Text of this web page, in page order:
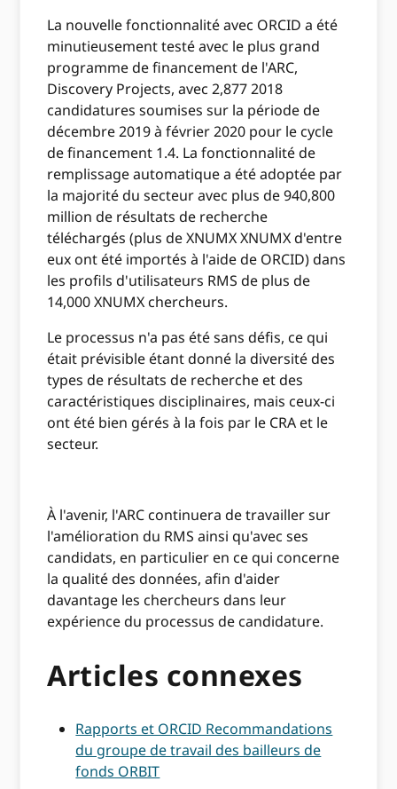
La nouvelle fonctionnalité avec ORCID a été
minutieusement testé avec le plus grand
programme de financement de l'ARC,
Discovery Projects, avec 2,877 2018
candidatures soumises sur la période de
décembre 2019 à février 2020 pour le cycle
de financement 1.4. La fonctionnalité de
remplissage automatique a été adoptée par
la majorité du secteur avec plus de 940,800
million de résultats de recherche
téléchargés (plus de XNUMX XNUMX d'entre
eux ont été importés à l'aide de ORCID) dans
les profils d'utilisateurs RMS de plus de
14,000 XNUMX chercheurs.
Le processus n'a pas été sans défis, ce qui
était prévisible étant donné la diversité des
types de résultats de recherche et des
caractéristiques disciplinaires, mais ceux-ci
ont été bien gérés à la fois par le CRA et le
secteur.
À l'avenir, l'ARC continuera de travailler sur
l'amélioration du RMS ainsi qu'avec ses
candidats, en particulier en ce qui concerne
la qualité des données, afin d'aider
davantage les chercheurs dans leur
expérience du processus de candidature.
Articles connexes
Rapports et ORCID Recommandations
du groupe de travail des bailleurs de
fonds ORBIT